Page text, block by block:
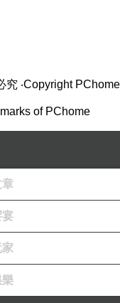
究 ‧Copyright PChome
of PChome
章
宴
樂